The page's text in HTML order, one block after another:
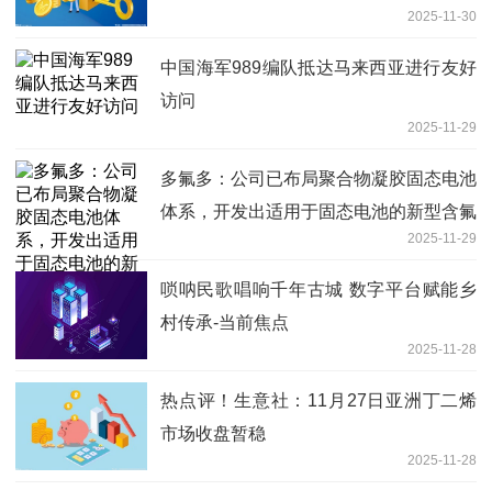
2025-11-30
中国海军989编队抵达马来西亚进行友好
访问
2025-11-29
多氟多：公司已布局聚合物凝胶固态电池
体系，开发出适用于固态电池的新型含氟
2025-11-29
唢呐民歌唱响千年古城 数字平台赋能乡
村传承-当前焦点
2025-11-28
热点评！生意社：11月27日亚洲丁二烯
市场收盘暂稳
2025-11-28